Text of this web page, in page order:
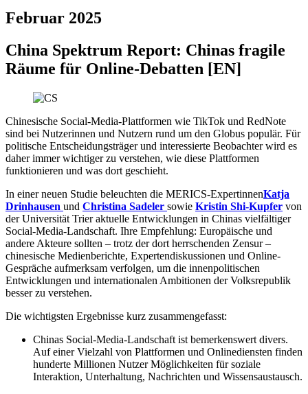
Februar 2025
China Spektrum Report: Chinas fragile
Räume für Online-Debatten [EN]
Chinesische Social-Media-Plattformen wie TikTok und RedNote
sind bei Nutzerinnen und Nutzern rund um den Globus populär. Für
politische Entscheidungsträger und interessierte Beobachter wird es
daher immer wichtiger zu verstehen, wie diese Plattformen
funktionieren und was dort geschieht.
In einer neuen Studie beleuchten die MERICS-ExpertinnenKatja
Drinhausen und Christina Sadeler sowie Kristin Shi-Kupfer von
der Universität Trier aktuelle Entwicklungen in Chinas vielfältiger
Social-Media-Landschaft. Ihre Empfehlung: Europäische und
andere Akteure sollten – trotz der dort herrschenden Zensur –
chinesische Medienberichte, Expertendiskussionen und Online-
Gespräche aufmerksam verfolgen, um die innenpolitischen
Entwicklungen und internationalen Ambitionen der Volksrepublik
besser zu verstehen.
Die wichtigsten Ergebnisse kurz zusammengefasst:
Chinas Social-Media-Landschaft ist bemerkenswert divers.
Auf einer Vielzahl von Plattformen und Onlinediensten finden
hunderte Millionen Nutzer Möglichkeiten für soziale
Interaktion, Unterhaltung, Nachrichten und Wissensaustausch.